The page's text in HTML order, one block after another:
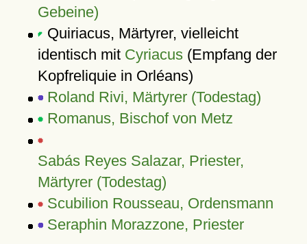
Gebeine)
Quiriacus, Märtyrer, vielleicht
identisch mit Cyriacus(Empfang der
Kopfreliquie in Orléans)
Roland Rivi, Märtyrer (Todestag)
Romanus, Bischof von Metz
Sabás Reyes Salazar, Priester,
Märtyrer (Todestag)
Scubilion Rousseau, Ordensmann
Seraphin Morazzone, Priester